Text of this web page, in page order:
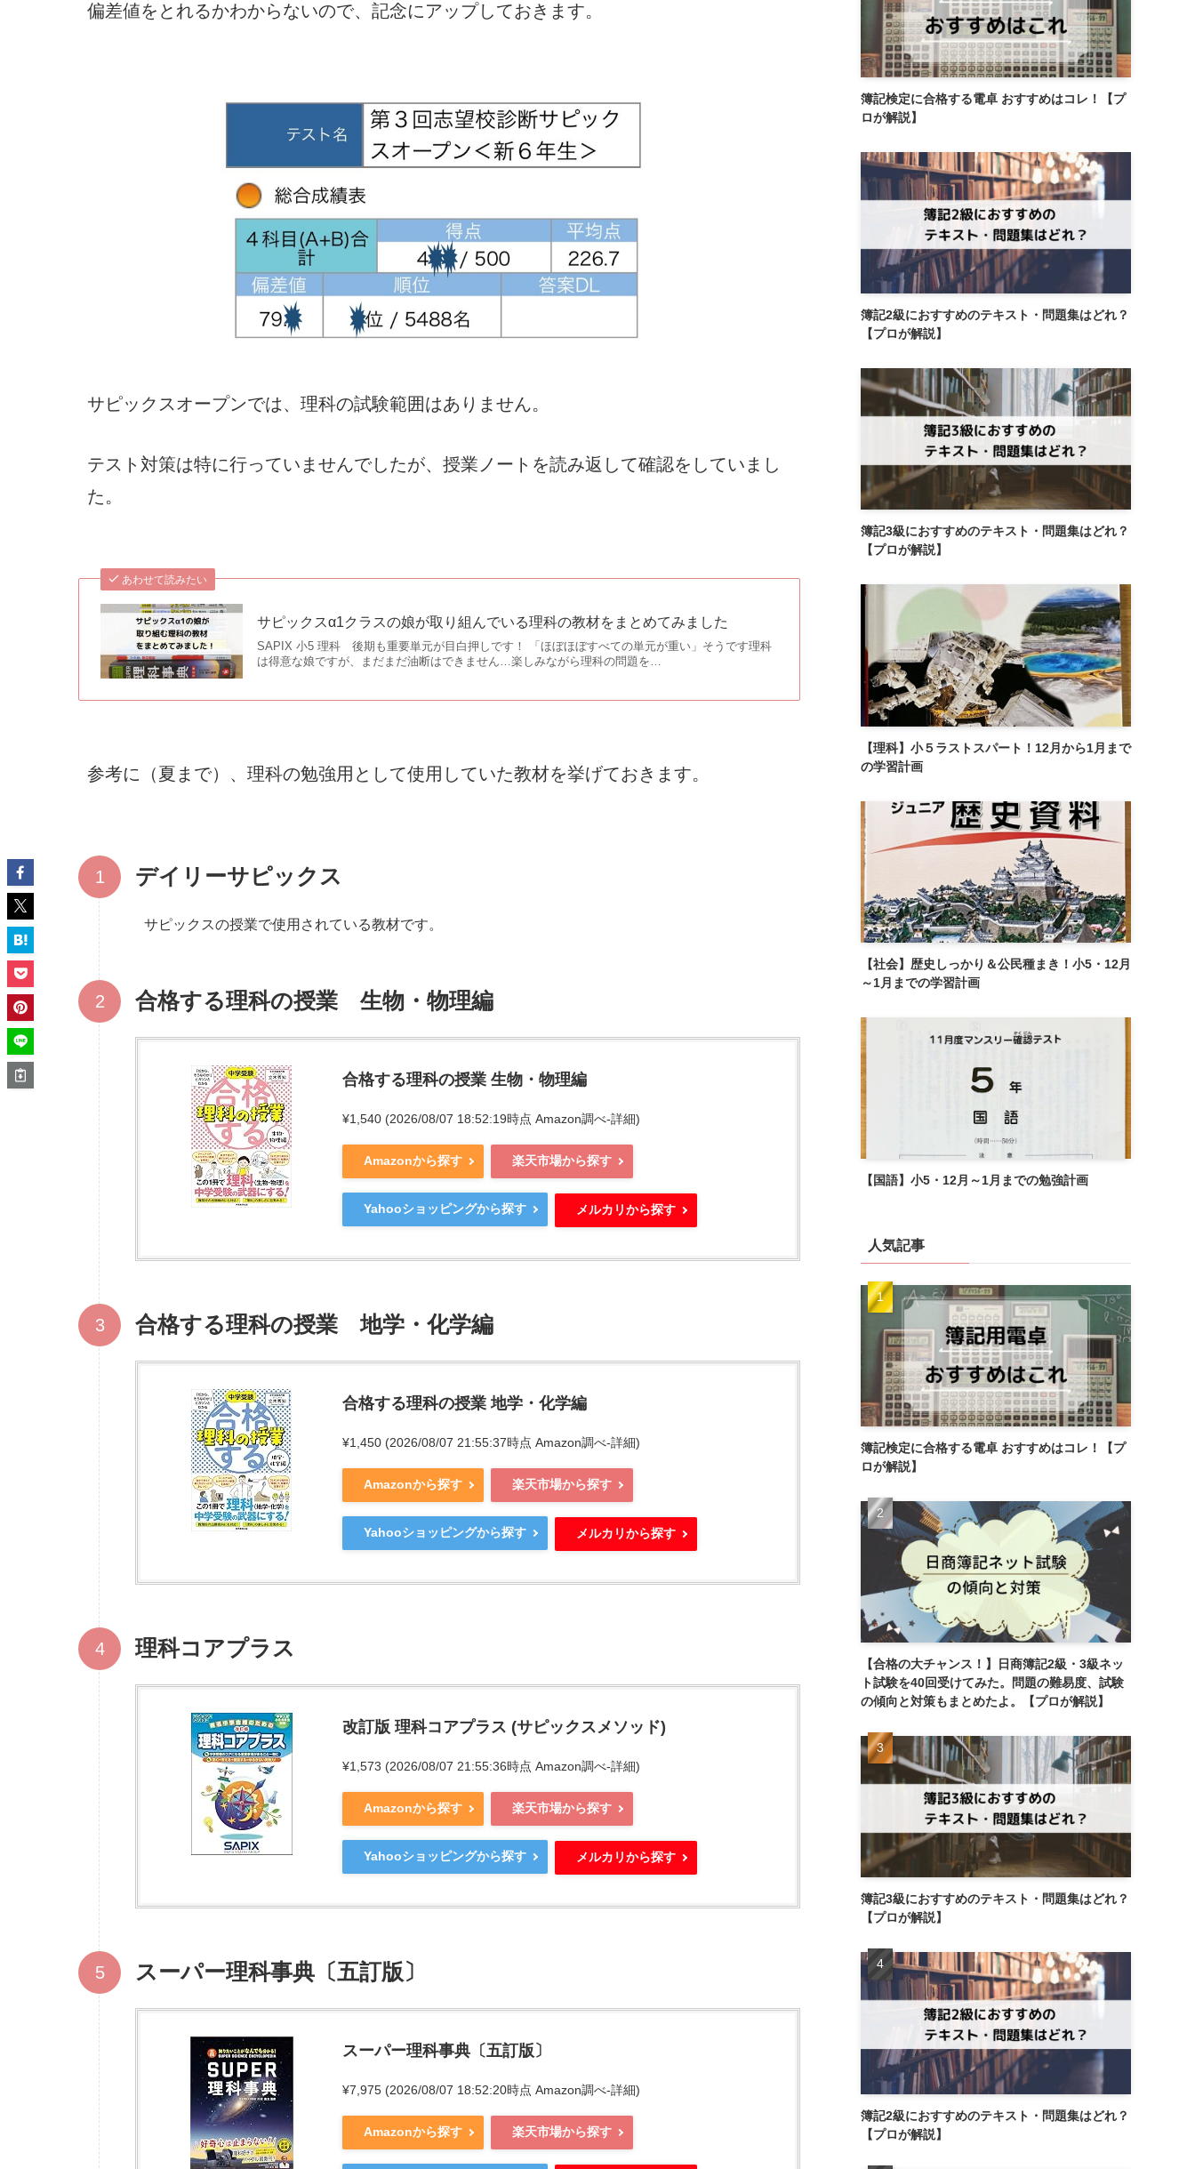
偏差値をとれるかわからないので、記念にアップしておきます。
サピックスオープンでは、理科の試験範囲はありません。
テスト対策は特に行っていませんでしたが、授業ノートを読み返して確認をしていまし
た。
あわせて読みたい
サピックスα1クラスの娘が取り組んでいる理科の教材をまとめてみました
SAPIX 小5 理科 後期も重要単元が目白押しです！ 「ほぼほぼすべての単元が重い」そうです理科
は得意な娘ですが、まだまだ油断はできません…楽しみながら理科の問題を…
参考に（夏まで）、理科の勉強用として使用していた教材を挙げておきます。
デイリーサピックス
サピックスの授業で使用されている教材です。
合格する理科の授業 生物・物理編
合格する理科の授業 生物・物理編
¥1,540 (2026/08/07 18:52:19時点 Amazon調べ-詳細)
Amazonから探す 楽天市場から探す
Yahooショッピングから探す メルカリから探す
合格する理科の授業 地学・化学編
合格する理科の授業 地学・化学編
¥1,450 (2026/08/07 21:55:37時点 Amazon調べ-詳細)
Amazonから探す 楽天市場から探す
Yahooショッピングから探す メルカリから探す
理科コアプラス
改訂版 理科コアプラス (サピックスメソッド)
¥1,573 (2026/08/07 21:55:36時点 Amazon調べ-詳細)
Amazonから探す 楽天市場から探す
Yahooショッピングから探す メルカリから探す
スーパー理科事典〔五訂版〕
スーパー理科事典〔五訂版〕
¥7,975 (2026/08/07 18:52:20時点 Amazon調べ-詳細)
Amazonから探す 楽天市場から探す
簿記検定に合格する電卓 おすすめはコレ！【プ
ロが解説】
簿記2級におすすめのテキスト・問題集はどれ？
【プロが解説】
簿記3級におすすめのテキスト・問題集はどれ？
【プロが解説】
【理科】小５ラストスパート！12月から1月まで
の学習計画
【社会】歴史しっかり＆公民種まき！小5・12月
～1月までの学習計画
【国語】小5・12月～1月までの勉強計画
人気記事
簿記検定に合格する電卓 おすすめはコレ！【プ
ロが解説】
【合格の大チャンス！】日商簿記2級・3級ネッ
ト試験を40回受けてみた。問題の難易度、試験
の傾向と対策もまとめたよ。【プロが解説】
簿記3級におすすめのテキスト・問題集はどれ？
【プロが解説】
簿記2級におすすめのテキスト・問題集はどれ？
【プロが解説】